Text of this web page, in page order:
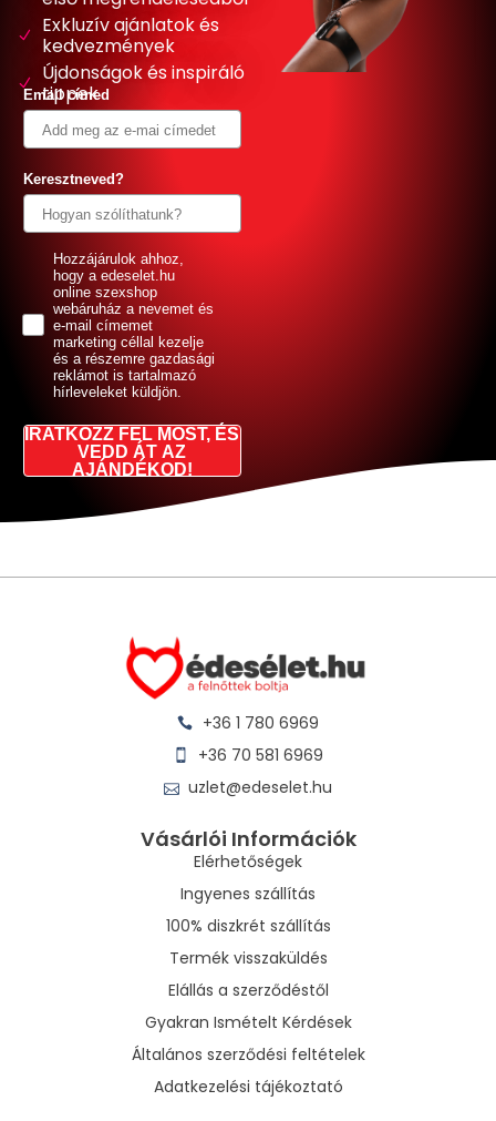
Exkluzív ajánlatok és
kedvezmények
Újdonságok és inspiráló
tippek
Email címed
Keresztneved?
GDPRHozzájárulok ahhoz,
hogy a edeselet.hu
online szexshop
webáruház a nevemet és
e-mail címemet
marketing céllal kezelje
és a részemre gazdasági
reklámot is tartalmazó
hírleveleket küldjön.
IRATKOZZ FEL MOST, ÉS
VEDD ÁT AZ
AJÁNDÉKOD!
+36 1 780 6969
+36 70 581 6969
uzlet@edeselet.hu
Vásárlói Információk
Elérhetőségek
Ingyenes szállítás
100% diszkrét szállítás
Termék visszaküldés
Elállás a szerződéstől
Gyakran Ismételt Kérdések
Általános szerződési feltételek
Adatkezelési tájékoztató